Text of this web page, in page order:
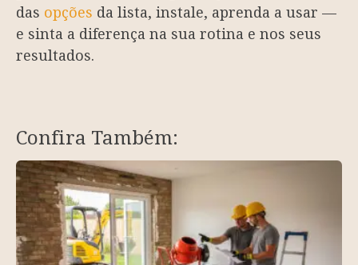
das opções da lista, instale, aprenda a usar —
e sinta a diferença na sua rotina e nos seus
resultados.
Confira Também: